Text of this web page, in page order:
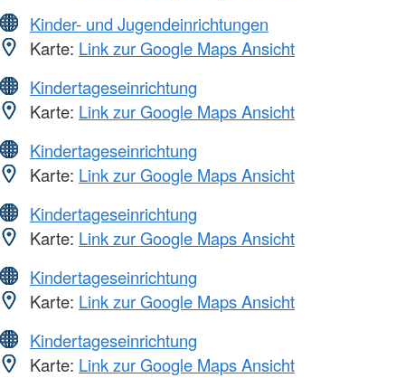
Kinder- und Jugendeinrichtungen
Karte: Link zur Google Maps Ansicht
Kindertageseinrichtung
Karte: Link zur Google Maps Ansicht
Kindertageseinrichtung
Karte: Link zur Google Maps Ansicht
Kindertageseinrichtung
Karte: Link zur Google Maps Ansicht
Kindertageseinrichtung
Karte: Link zur Google Maps Ansicht
Kindertageseinrichtung
Karte: Link zur Google Maps Ansicht